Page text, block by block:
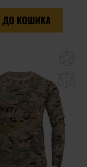
ДО КОШИКА